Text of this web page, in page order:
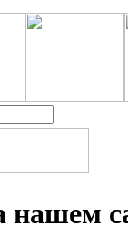
нашем